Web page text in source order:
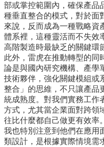
捐
款
專
區
臺
大
EMS
部或掌控範圍內，確保產品
種垂直整合的模式，對於面
來說，反而成為一種戰略資
體系裡，這種靈活而不失效
高階製造時最缺乏的關鍵環
此外，雷虎在推動轉型的同
論是與國內研究機構、產學
技術夥伴，強化關鍵模組或
整合」的思維，不只讓產品
統成熟度。對我們實務工作
方式，尤其當企業面對跨領
往比什麼都自己做更有效率。
我也特別注意到他們在應用
類設計，是根據實際情境需